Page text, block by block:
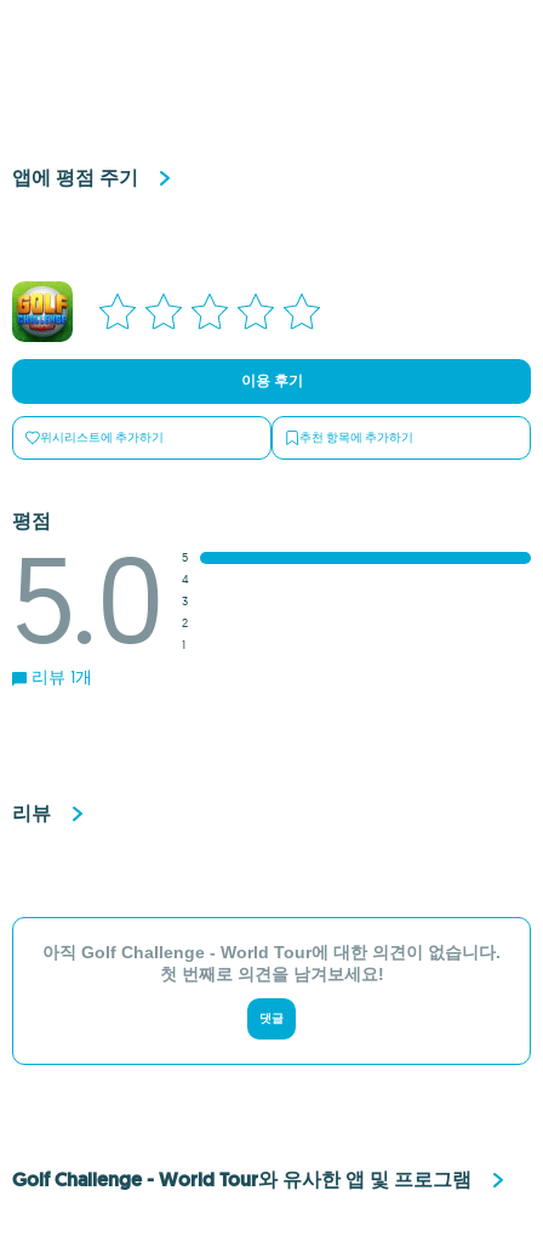
앱에 평점 주기
이용 후기
위시리스트에 추가하기 추천 항목에 추가하기
평점
5.0
5
4
3
2
1
리뷰 1개
리뷰
아직 Golf Challenge - World Tour에 대한 의견이 없습니다.
첫 번째로 의견을 남겨보세요!
댓글
Golf Challenge - World Tour와 유사한 앱 및 프로그램